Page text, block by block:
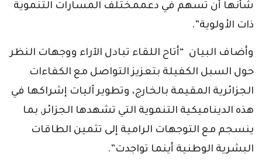
شأنها أن تسهم في دعممختلف المسارات التنموية
ذات الأولوية”.
وأضاف البيان “أتاح اللقاء تبادل الآراء ووجهات النظر
حول السبل الكفيلة بتعزيز التواصل مع الكفاءات
الجزائرية المقيمة بالخارج، وتطوير آليات إشراكها في
هذه الديناميكية التنموية التي تشهدها الجزائر, بما
ينسجم مع التوجهات الرامية إلى تثمين الطاقات
البشرية الوطنية أينما تواجدت”.